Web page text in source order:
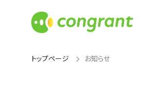
トップページ お知らせ